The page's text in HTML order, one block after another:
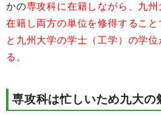
かの専攻科に在籍しながら、九
在籍し両方の単位を修得するこ
と九州大学の学士（工学）の学
る。
専攻科は忙しいため九大の